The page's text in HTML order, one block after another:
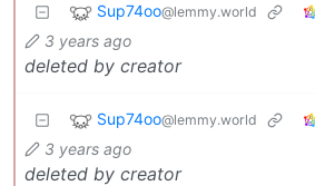
Sup74oo@lemmy.world
3 years ago
deleted by creator
Sup74oo@lemmy.world
3 years ago
deleted by creator